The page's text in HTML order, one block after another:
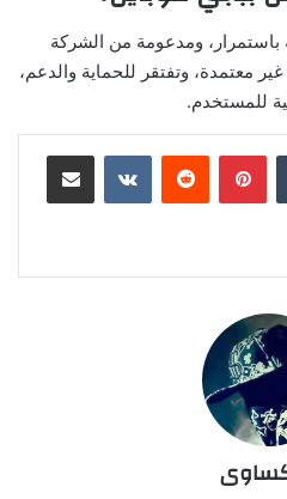
باستمرار، ومدعومة من الشركة
معتمدة، وتفتقر للحماية والدعم،
للمستخدم.
بينتيريست مشاركة عبر البريد